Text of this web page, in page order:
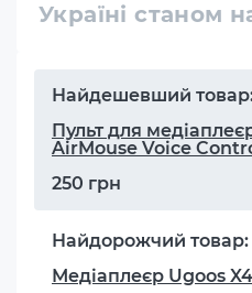
Україні станом
Найдешевший
Пульт для
AirMouse Voice
250 грн
Найдорожчий товар:
Медіаплеєр Ugoos